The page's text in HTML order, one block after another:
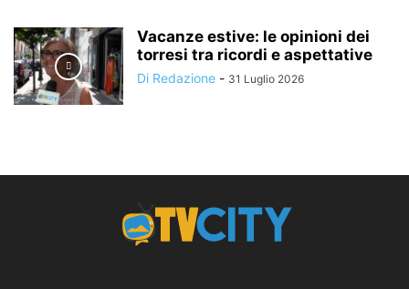
Vacanze estive: le opinioni dei
torresi tra ricordi e aspettative
Di Redazione - 31 Luglio 2026